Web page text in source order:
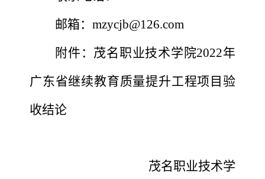
邮箱： mzycjb@126.com
附件： 茂名职业技术学院2022年
广东省继续教育质量提升工程项目验
收结论
茂名职业技术学